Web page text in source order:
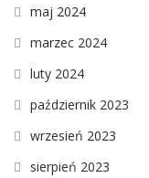
maj 2024
marzec 2024
luty 2024
październik 2023
wrzesień 2023
sierpień 2023